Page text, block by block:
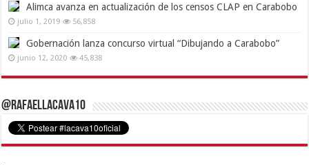
Alimca avanza en actualización de los censos CLAP en Carabobo
julio 1, 2019 56,858
Gobernación lanza concurso virtual “Dibujando a Carabobo”
junio 12, 2020 45,838
@RafaelLacava10